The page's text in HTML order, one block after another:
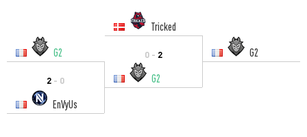
Tricked
G2
0 - 2 G2
2 - 0
G2
EnVyUs